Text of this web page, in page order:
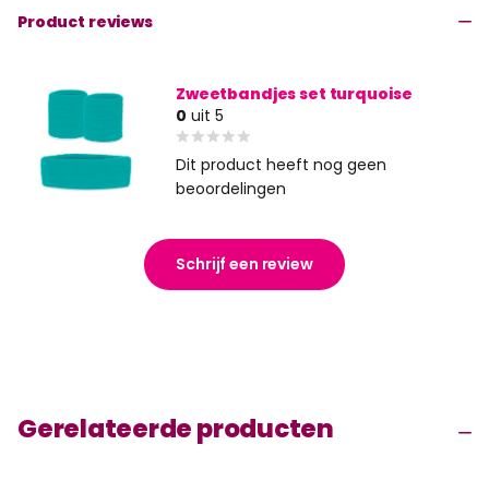
Product reviews
Zweetbandjes set turquoise
0 uit 5
Dit product heeft nog geen
beoordelingen
Schrijf een review
Gerelateerde producten